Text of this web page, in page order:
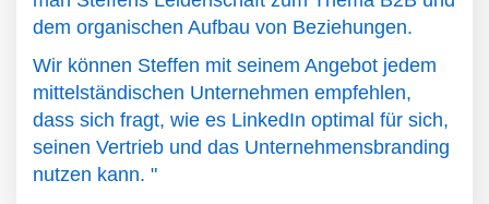
dem organischen Aufbau von Beziehungen.
Wir können Steffen mit seinem Angebot jedem
mittelständischen Unternehmen empfehlen,
dass sich fragt, wie es LinkedIn optimal für sich,
seinen Vertrieb und das Unternehmensbranding
nutzen kann. "